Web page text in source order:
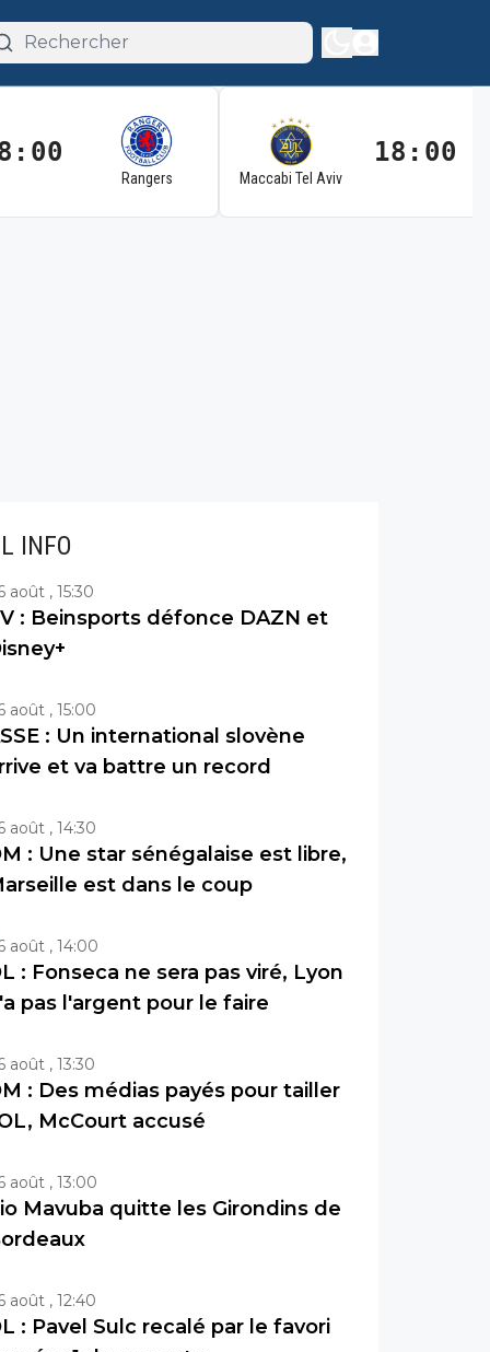
Rangers Maccabi Tel Aviv
18:00
INFO
août , 15:30
: Beinsports défonce DAZN et
août , 15:00
: Un international slovène
et va battre un record
août , 14:30
: Une star sénégalaise est libre,
est dans le coup
août , 14:00
: Fonseca ne sera pas viré, Lyon
pas l'argent pour le faire
août , 13:30
: Des médias payés pour tailler
McCourt accusé
août , 13:00
Mavuba quitte les Girondins de
août , 12:40
: Pavel Sulc recalé par le favori